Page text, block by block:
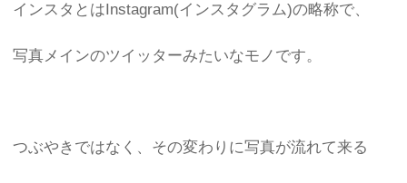
インスタとはInstagram(インスタグラム)の略称で、
写真メインのツイッターみたいなモノです。
つぶやきではなく、その変わりに写真が流れて来る